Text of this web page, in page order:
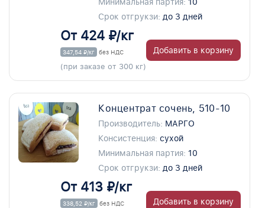
Срок отгрукзи: до 3 дней
От 424 ₽/кг
347,54 ₽/кг без НДС
(при заказе от 300 кг)
Добавить в корзину
Концентрат сочень, 510-10
Производитель: МАРГО
Консистенция: сухой
Минимальная партия: 10
Срок отгрукзи: до 3 дней
От 413 ₽/кг
338,52 ₽/кг без НДС Добавить в корзину